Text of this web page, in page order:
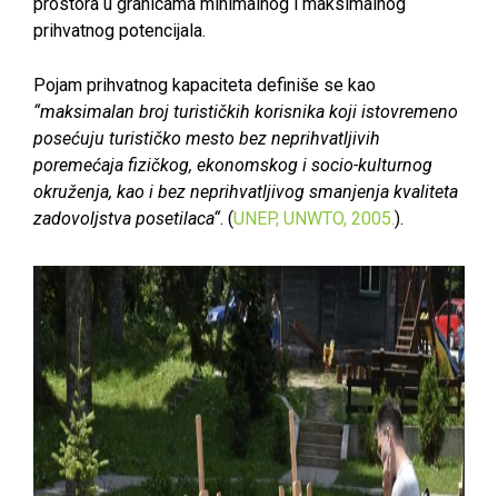
prihvatnog potencijala.
Pojam prihvatnog kapaciteta definiše se kao
“maksimalan broj turističkih korisnika koji istovremeno
posećuju turističko mesto bez neprihvatljivih
poremećaja fizičkog, ekonomskog i socio-kulturnog
okruženja, kao i bez neprihvatljivog smanjenja kvaliteta
zadovoljstva posetilaca“. (UNEP, UNWTO, 2005.).